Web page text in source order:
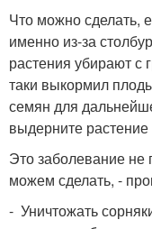
Что можно сделать,
именно из-за
растения убирают с
таки выкормил
семян для
выдерните
Это заболевание
можем сделать, -
- Уничтожать